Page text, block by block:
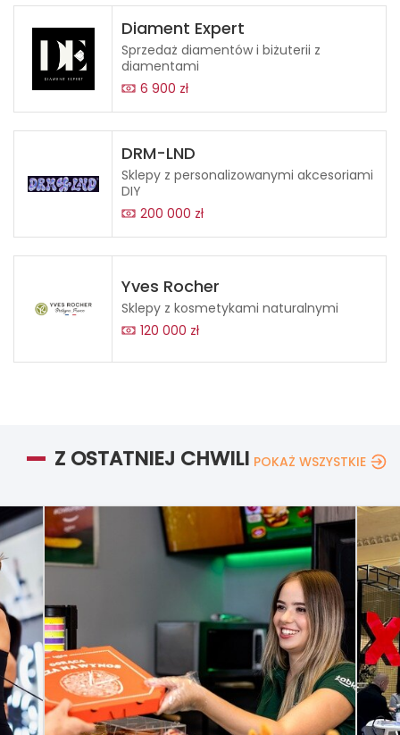
Diament Expert
Sprzedaż diamentów i biżuterii z
diamentami
6 900 zł
DRM-LND
Sklepy z personalizowanymi akcesoriami
DIY
200 000 zł
Yves Rocher
Sklepy z kosmetykami naturalnymi
120 000 zł
Z OSTATNIEJ CHWILI POKAŻ WSZYSTKIE